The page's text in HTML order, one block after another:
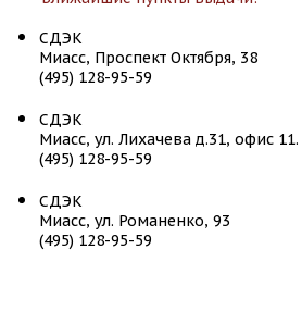
СДЭК
Миасс, Проспект Октября, 38
(495) 128-95-59
СДЭК
Миасс, ул. Лихачева д.31, офис 11.
(495) 128-95-59
СДЭК
Миасс, ул. Романенко, 93
(495) 128-95-59